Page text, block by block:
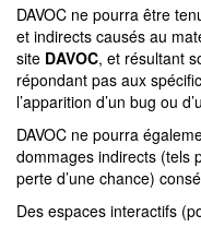
DAVOC ne pourra être
et indirects causés au
site DAVOC, et résultant
répondant pas aux
l’apparition d’un bug ou
DAVOC ne pourra
dommages indirects (tels
perte d’une chance)
Des espaces interactifs